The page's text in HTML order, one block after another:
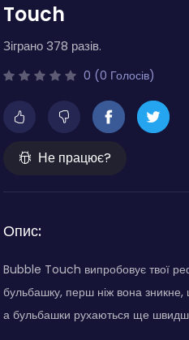
Touch
Зіграно 378 разів.
0 (0 Голосів)
Не працює?
Опис:
Bubble Touch випробовує твої
бульбашку, перш ніж вона зникне,
а бульбашки рухаються ще швидше.